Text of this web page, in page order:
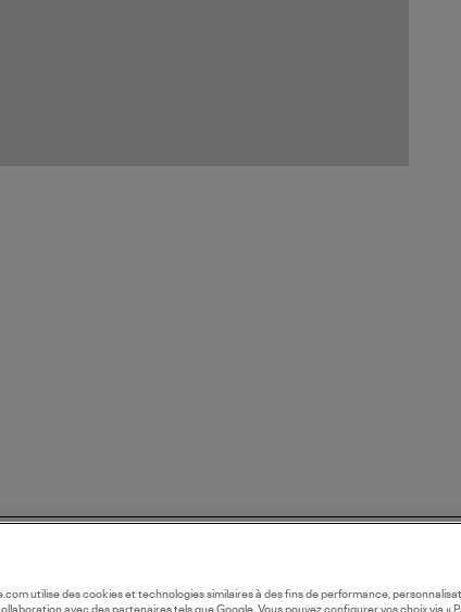
utilise des cookies et technologies similaires à des fins de performance,
avec des partenaires tels que Google. Vous pouvez configurer vos choix via «